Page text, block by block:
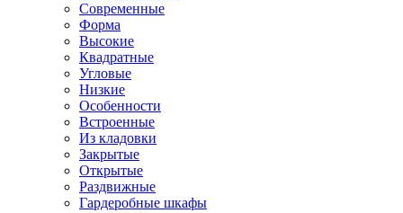
Современные
Форма
Высокие
Квадратные
Угловые
Низкие
Особенности
Встроенные
Из кладовки
Закрытые
Открытые
Раздвижные
Гардеробные шкафы